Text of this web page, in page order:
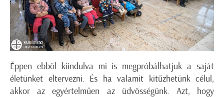
Éppen ebből kiindulva mi is megpróbálhatjuk a saját
életünket eltervezni. És ha valamit kitűzhetünk célul,
akkor az egyértelműen az üdvösségünk. Azt, hogy